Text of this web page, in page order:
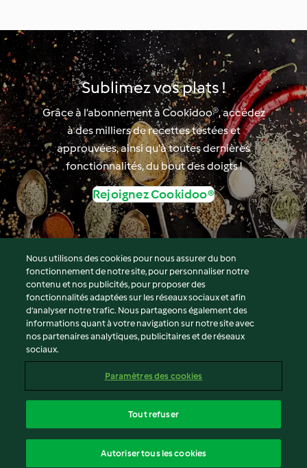
Sublimez vos plats !
Grâce à l’abonnement à Cookidoo®, accédez
à des milliers de recettes testées et
approuvées, ainsi qu'à toutes dernières
fonctionnalités, du bout des doigts !
Rejoignez Cookidoo®
© Copyright 2026
Conditions d'utilisation
Politique de confidentialité
Non-responsabilité
Mentions légales
Contenu du rapport
Déclaration d'accessibilité
Nous utilisons des cookies pour nous assurer du bon
fonctionnement de notre site, pour personnaliser notre
contenu et nos publicités, pour proposer des
fonctionnalités adaptées sur les réseaux sociaux et afin
d’analyser notre trafic. Nous partageons également des
informations quant à votre navigation sur notre site avec
nos partenaires analytiques, publicitaires et de réseaux
sociaux.
Paramètres des cookies
Tout refuser
Autoriser tous les cookies